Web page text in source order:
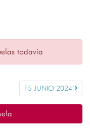
todavía
15 JUNIO 2024